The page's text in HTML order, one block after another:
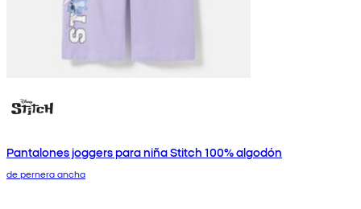
Pantalones joggers para niña Stitch 100% algodón
de pernera ancha